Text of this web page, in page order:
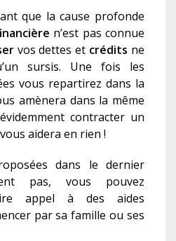
que la cause profonde
n’est pas connue
vos dettes et crédits ne
sursis. Une fois les
vous repartirez dans la
amènera dans la même
contracter un
vous aidera en rien !
dans le dernier
pas, vous pouvez
appel à des aides
par sa famille ou ses